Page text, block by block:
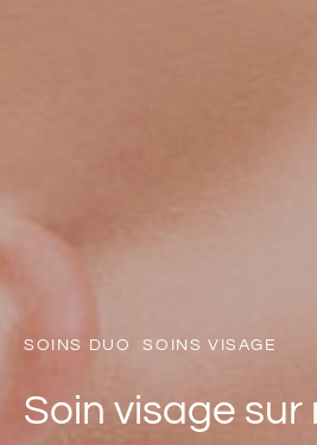
SOINS DUO SOINS VISAGE
Soin visage sur